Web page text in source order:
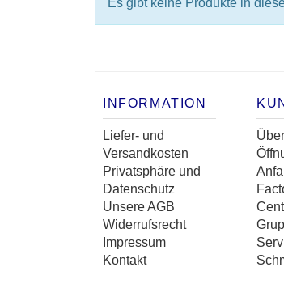
Es gibt keine Produkte in
INFORMATION
Liefer- und
Versandkosten
Privatsphäre und
Datenschutz
Unsere AGB
Widerrufsrecht
Impressum
Kontakt